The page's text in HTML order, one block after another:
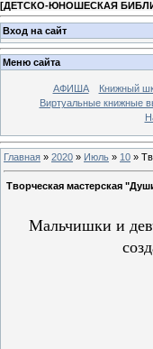
[ДЕТСКО-ЮНОШЕСКАЯ
Вход на сайт
Меню сайта
АФИША Книжный
Виртуальные книжные
Главная » 2020 » Июль » 10 »
Творческая мастерская
Мальчишки и